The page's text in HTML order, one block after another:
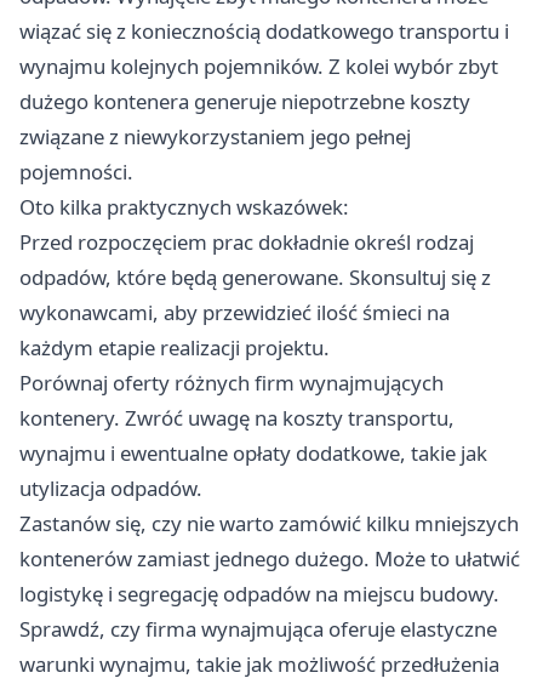
wiązać się z koniecznością dodatkowego transportu i
wynajmu kolejnych pojemników. Z kolei wybór zbyt
dużego kontenera generuje niepotrzebne koszty
związane z niewykorzystaniem jego pełnej
pojemności.
Oto kilka praktycznych wskazówek:
Przed rozpoczęciem prac dokładnie określ rodzaj
odpadów, które będą generowane. Skonsultuj się z
wykonawcami, aby przewidzieć ilość śmieci na
każdym etapie realizacji projektu.
Porównaj oferty różnych firm wynajmujących
kontenery. Zwróć uwagę na koszty transportu,
wynajmu i ewentualne opłaty dodatkowe, takie jak
utylizacja odpadów.
Zastanów się, czy nie warto zamówić kilku mniejszych
kontenerów zamiast jednego dużego. Może to ułatwić
logistykę i segregację odpadów na miejscu budowy.
Sprawdź, czy firma wynajmująca oferuje elastyczne
warunki wynajmu, takie jak możliwość przedłużenia